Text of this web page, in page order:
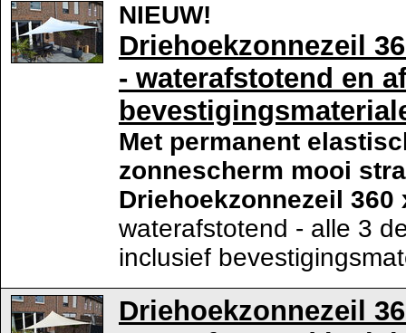
NIEUW!
Driehoekzonnezeil
- waterafstotend en
Met permanent
zonnescherm mooi
Driehoekzonnezeil 360
waterafstotend - alle 3
inclusief
Driehoekzonnezeil